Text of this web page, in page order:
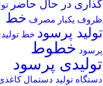
ظروف یکبار مصرف خط
تولید پرسود خط
پرسود خطوط
تولیدی پرسود
دستگاه تولید دستمال